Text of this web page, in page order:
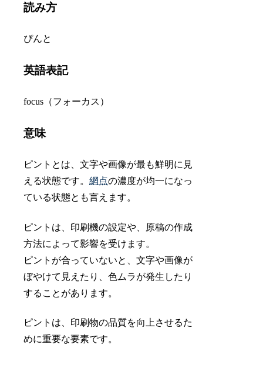
読み方
ぴんと
英語表記
focus（フォーカス）
意味
ピントとは、文字や画像が最も鮮明に見
える状態です。網点の濃度が均一になっ
ている状態とも言えます。
ピントは、印刷機の設定や、原稿の作成
方法によって影響を受けます。
ピントが合っていないと、文字や画像が
ぼやけて見えたり、色ムラが発生したり
することがあります。
ピントは、印刷物の品質を向上させるた
めに重要な要素です。